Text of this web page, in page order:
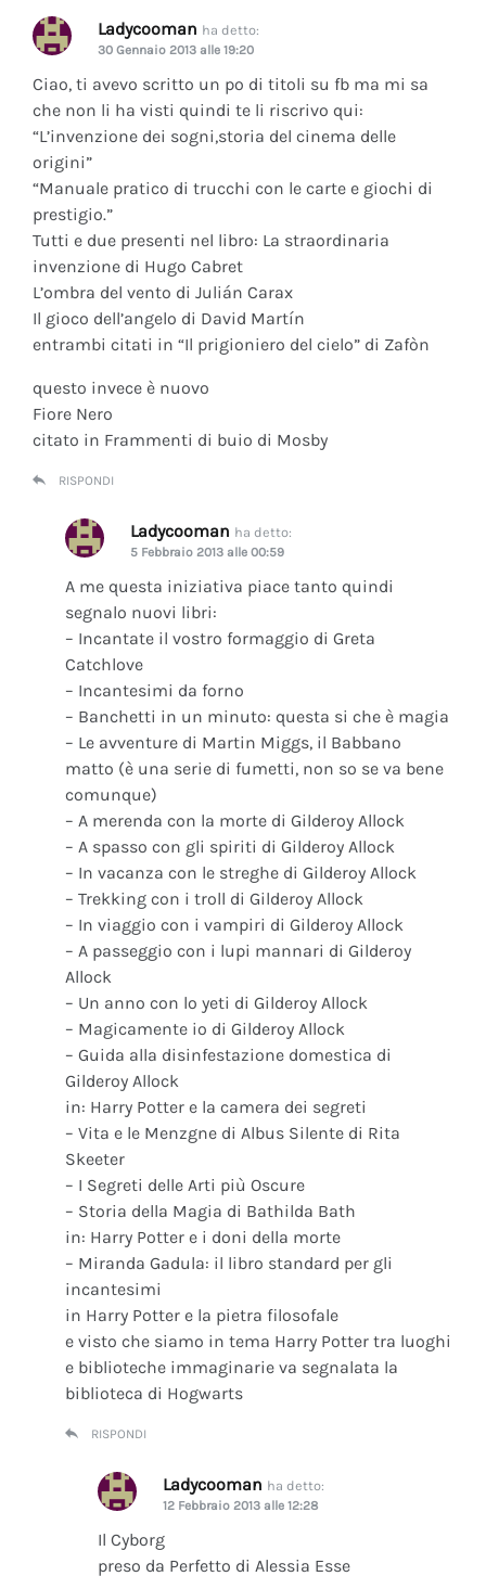
Ladycooman ha detto:
30 Gennaio 2013 alle 19:20
Ciao, ti avevo scritto un po di titoli su fb ma mi sa
che non li ha visti quindi te li riscrivo qui:
“L’invenzione dei sogni,storia del cinema delle
origini”
“Manuale pratico di trucchi con le carte e giochi di
prestigio.”
Tutti e due presenti nel libro: La straordinaria
invenzione di Hugo Cabret
L’ombra del vento di Julián Carax
Il gioco dell’angelo di David Martín
entrambi citati in “Il prigioniero del cielo” di Zafòn
questo invece è nuovo
Fiore Nero
citato in Frammenti di buio di Mosby
RISPONDI
Ladycooman ha detto:
5 Febbraio 2013 alle 00:59
A me questa iniziativa piace tanto quindi
segnalo nuovi libri:
– Incantate il vostro formaggio di Greta
Catchlove
– Incantesimi da forno
– Banchetti in un minuto: questa si che è magia
– Le avventure di Martin Miggs, il Babbano
matto (è una serie di fumetti, non so se va bene
comunque)
– A merenda con la morte di Gilderoy Allock
– A spasso con gli spiriti di Gilderoy Allock
– In vacanza con le streghe di Gilderoy Allock
– Trekking con i troll di Gilderoy Allock
– In viaggio con i vampiri di Gilderoy Allock
– A passeggio con i lupi mannari di Gilderoy
Allock
– Un anno con lo yeti di Gilderoy Allock
– Magicamente io di Gilderoy Allock
– Guida alla disinfestazione domestica di
Gilderoy Allock
in: Harry Potter e la camera dei segreti
– Vita e le Menzgne di Albus Silente di Rita
Skeeter
– I Segreti delle Arti più Oscure
– Storia della Magia di Bathilda Bath
in: Harry Potter e i doni della morte
– Miranda Gadula: il libro standard per gli
incantesimi
in Harry Potter e la pietra filosofale
e visto che siamo in tema Harry Potter tra luoghi
e biblioteche immaginarie va segnalata la
biblioteca di Hogwarts
RISPONDI
Ladycooman ha detto:
12 Febbraio 2013 alle 12:28
Il Cyborg
preso da Perfetto di Alessia Esse